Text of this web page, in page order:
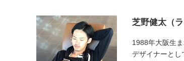
芝野健太（
1988年大阪生
デザイナーとし